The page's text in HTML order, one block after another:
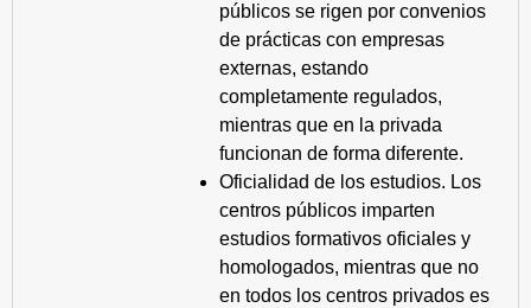
públicos se rigen por convenios
de prácticas con empresas
externas, estando
completamente regulados,
mientras que en la privada
funcionan de forma diferente.
Oficialidad de los estudios. Los
centros públicos imparten
estudios formativos oficiales y
homologados, mientras que no
en todos los centros privados es